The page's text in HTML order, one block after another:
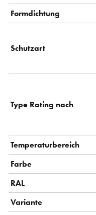
Formdichtung
Schutzart
Type Rating nach
Temperaturbereich
Farbe
RAL
Variante